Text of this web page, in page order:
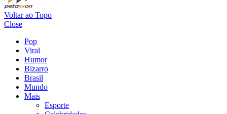
Voltar ao Topo
Close
Pop
Viral
Humor
Bizarro
Brasil
Mundo
Mais
Esporte